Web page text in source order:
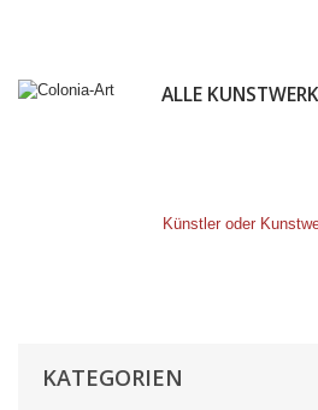
ALLE
KATEGORIEN